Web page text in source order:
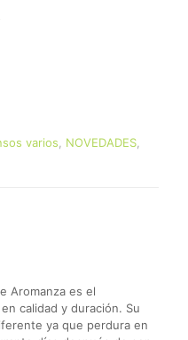
varios NOVEDADES
Aromanza es el
calidad y duración. Su
ya que perdura en